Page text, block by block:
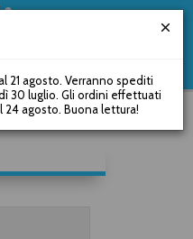
21 agosto. Verranno spediti
30 luglio. Gli ordini effettuati
agosto. Buona lettura!